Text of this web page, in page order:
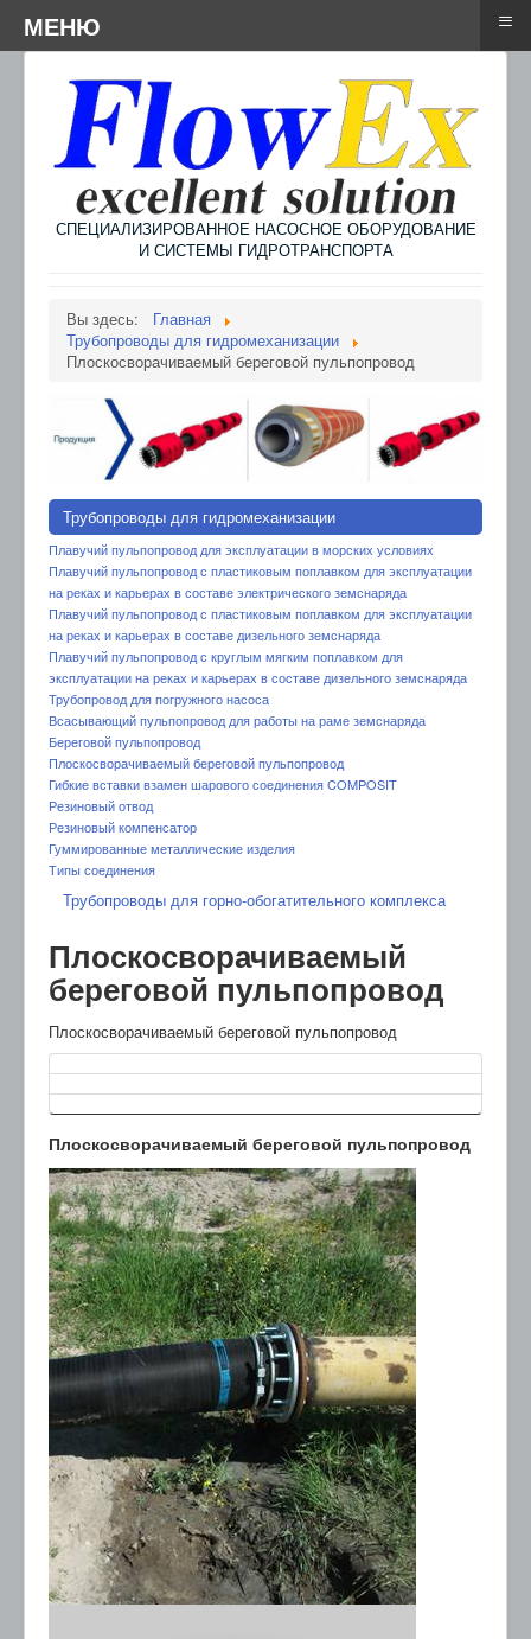
СПЕЦИАЛИЗИРОВАННОЕ НАСОСНОЕ ОБОРУДОВАНИЕ
И СИСТЕМЫ ГИДРОТРАНСПОРТА
Вы здесь:
Главная
Трубопроводы для гидромеханизации
Плоскосворачиваемый береговой пульпопровод
Трубопроводы для гидромеханизации
Плавучий пульпопровод для эксплуатации в морских условиях
Плавучий пульпопровод с пластиковым поплавком для эксплуатации
на реках и карьерах в составе электрического земснаряда
Плавучий пульпопровод с пластиковым поплавком для эксплуатации
на реках и карьерах в составе дизельного земснаряда
Плавучий пульпопровод с круглым мягким поплавком для
эксплуатации на реках и карьерах в составе дизельного земснаряда
Трубопровод для погружного насоса
Всасывающий пульпопровод для работы на раме земснаряда
Береговой пульпопровод
Плоскосворачиваемый береговой пульпопровод
Гибкие вставки взамен шарового соединения COMPOSIT
Резиновый отвод
Резиновый компенсатор
Гуммированные металлические изделия
Типы соединения
Трубопроводы для горно-обогатительного комплекса
Плоскосворачиваемый
береговой пульпопровод
Плоскосворачиваемый береговой пульпопровод
Плоскосворачиваемый береговой пульпопровод
Menu ≡
МЕНЮ ≡